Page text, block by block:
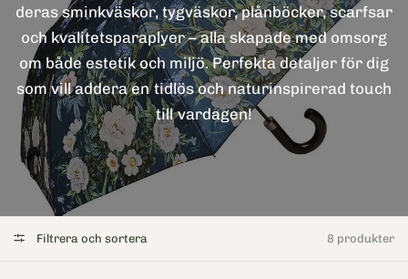
deras sminkväskor, tygväskor, plånböcker, scarfsar
och kvalitetsparaplyer – alla skapade med omsorg
om både estetik och miljö. Perfekta detaljer för dig
som vill addera en tidlös och naturinspirerad touch
till vardagen!
Filtrera och sortera 8 produkter